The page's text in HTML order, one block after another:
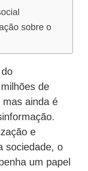
sobre o
de
ainda é
e
sociedade, o
um papel